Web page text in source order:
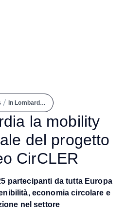
/ In Lombardia La Mobility Internazionale del Progetto Europeo CirCLER
la mobility
del progetto
CirCLER
partecipanti da tutta Europa
economia circolare e
nel settore